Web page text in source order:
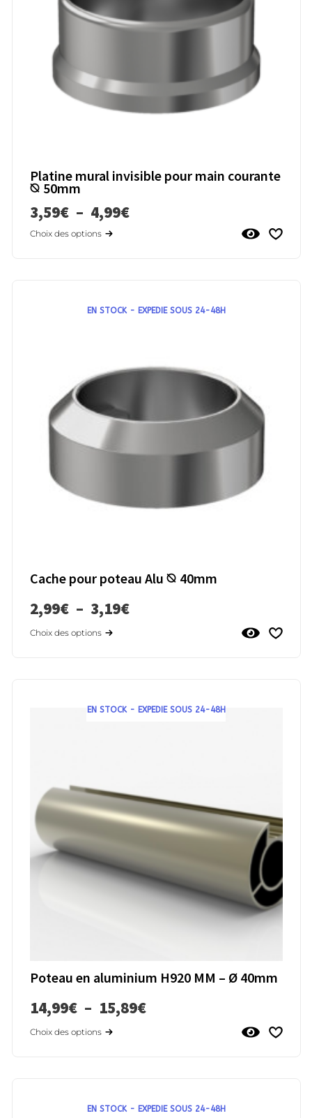
Platine mural invisible pour main courante
⦰ 50mm
3,59€ – 4,99€
Choix des options
EN STOCK - EXPEDIE SOUS 24-48H
Cache pour poteau Alu ⦰ 40mm
2,99€ – 3,19€
Choix des options
EN STOCK - EXPEDIE SOUS 24-48H
Poteau en aluminium H920 MM – Ø 40mm
14,99€ – 15,89€
Choix des options
EN STOCK - EXPEDIE SOUS 24-48H